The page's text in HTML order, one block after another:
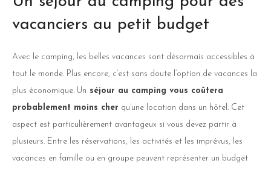
vacanciers au petit budget
Avec le camping, les belles vacances sont désormais accessibles à
tout le monde. Plus encore, c’est sans doute l’option de vacances la
plus économique. Un séjour au camping vous coûtera
probablement moins cher qu’une location dans un hôtel. Cet
aspect est particulièrement avantageux si vous devez partir à
plusieurs. Entre les réservations, les activités et les imprévus, les
vacances en famille ou en groupe peuvent représenter un budget